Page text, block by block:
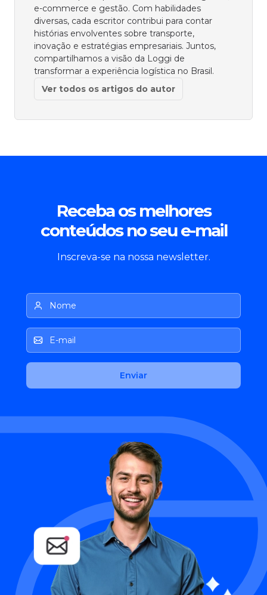
e-commerce e gestão. Com habilidades
diversas, cada escritor contribui para contar
histórias envolventes sobre transporte,
inovação e estratégias empresariais. Juntos,
compartilhamos a visão da Loggi de
transformar a experiência logística no Brasil.
Ver todos os artigos do autor
Receba os melhores
conteúdos no seu e-mail
Inscreva-se na nossa newsletter.
Nome
E-mail
Enviar